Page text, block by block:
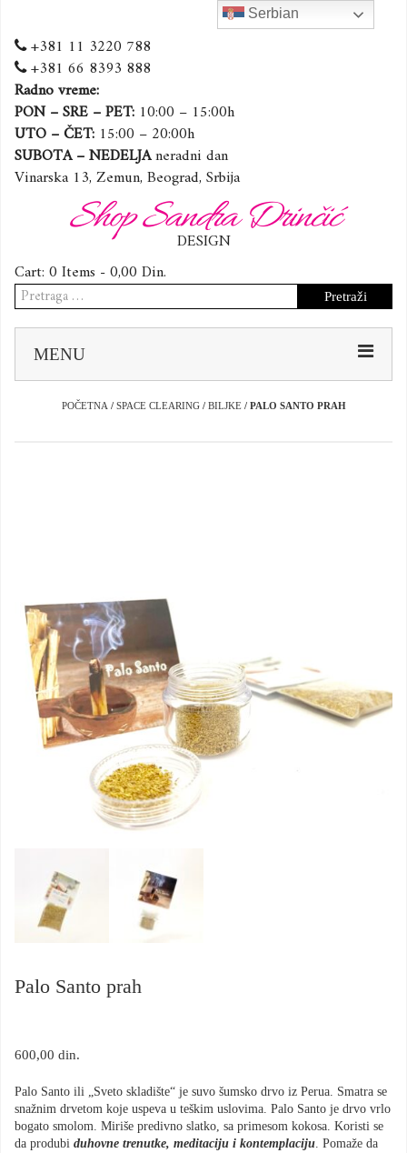
+381 11 3220 788
+381 66 8393 888
Radno vreme:
PON – SRE – PET: 10:00 – 15:00h
UTO – ČET: 15:00 – 20:00h
SUBOTA – NEDELJAneradni dan
Vinarska 13, Zemun, Beograd, Srbija
Shop Sandra Drinčić
DESIGN
Cart: 0 Items -0,00 Din.
Pretraga
za:
MENU
POČETNA / SPACE CLEARING/ BILJKE/ PALO SANTO PRAH
Palo Santo prah
600,00 din.
Palo Santo ili „Sveto skladište“ je suvo šumsko drvo iz Perua. Smatra se
snažnim drvetom koje uspeva u teškim uslovima. Palo Santo je drvo vrlo
bogato smolom. Miriše predivno slatko, sa primesom kokosa. Koristi se
da produbi duhovne trenutke, meditaciju i kontemplaciju. Pomaže da
Serbian